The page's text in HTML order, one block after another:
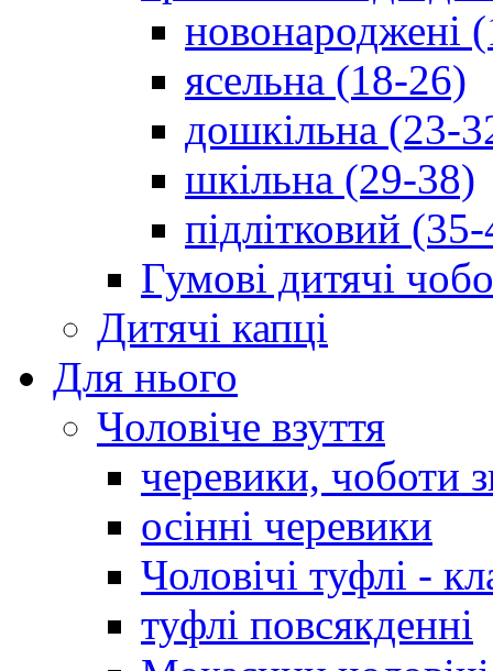
новонароджені
ясельна (18-26)
дошкільна (23-
шкільна (29-38)
підлітковий
Гумові дитячі
Дитячі капці
Для нього
Чоловіче взуття
черевики, чоботи
осінні черевики
Чоловічі туфлі -
туфлі повсякденні